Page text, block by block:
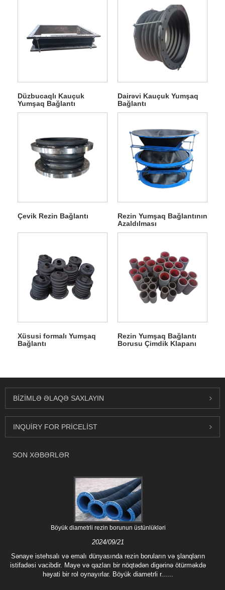
Düzbucaqlı Kauçuk
Yumşaq Bağlantı
Dairəvi Kauçuk Yumşaq
Bağlantı
Çevik Rezin Bağlantı
Rezin Yumşaq Bağlantının
Azaldılması
Xüsusi formalı Yumşaq
Bağlantı
Rezin Yumşaq Bağlantı
Borusu Çimdik Klapanı
BIZIMLƏ ƏLAQƏ SAXLAYIN
INQUIRY FOR PRICELIST
SON XƏBƏRLƏR
Böyük diametrli rezin borunun üstünlükləri
2024/09/21
Sənaye istehsalı və emalı dünyasında rezin boruların və şlanqların
istifadəsi vacibdir. Maye və qazları bir nöqtədən digərinə ötürməkdə
həyati bir rol oynayırlar. Böyük diametrli r......